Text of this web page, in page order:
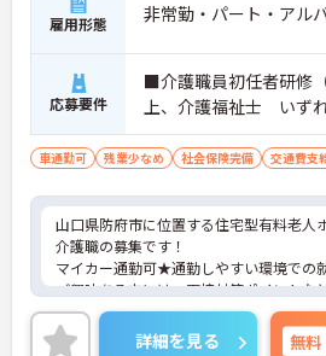
雇用形態 非常勤・パート・アル
応募要件
■介護職員初任者研修
上、介護福祉士 いず
車通勤可 残業少なめ 社会保険完備 交通費支
山口県防府市に位置する住宅型有料老人
介護職の募集です！
マイカー通勤可★通勤しやすい環境での
ご興味ある方には、面接対策ポイントな
詳細をお話しいたしますのでお気軽にご
い。
詳細を見る 無料